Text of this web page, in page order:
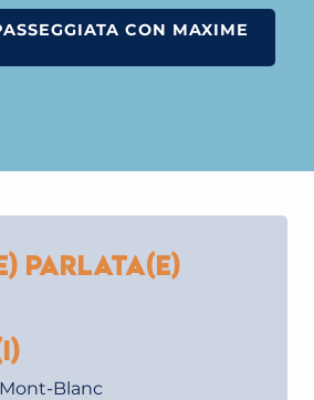
CON MAXIME
parlata(e)
Blanc